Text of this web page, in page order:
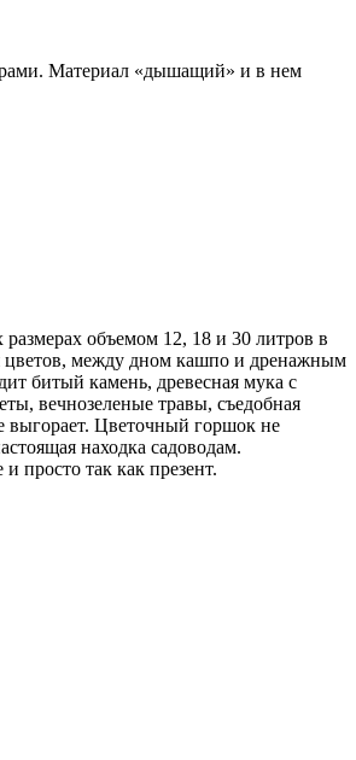
Материал «дышащий» и в нем
объемом 12, 18 и 30 литров в
цветов, между дном кашпо и дренажным
битый камень, древесная мука с
вечнозеленые травы, съедобная
выгорает. Цветочный горшок не
находка садоводам.
так как презент.